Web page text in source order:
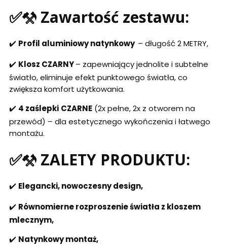
✅⚒️ Zawartość zestawu:
✔️ Profil aluminiowy natynkowy – długość 2 METRY,
✔️ Klosz CZARNY– zapewniający jednolite i subtelne
światło, eliminuje efekt punktowego światła, co
zwiększa komfort użytkowania.
✔️ 4 zaślepki CZARNE (2x pełne, 2x z otworem na
przewód) – dla estetycznego wykończenia i łatwego
montażu.
✅⚒️ ZALETY PRODUKTU:
✔️ Elegancki, nowoczesny design,
✔️ Równomierne rozproszenie światła z kloszem
mlecznym,
✔️ Natynkowy montaż,